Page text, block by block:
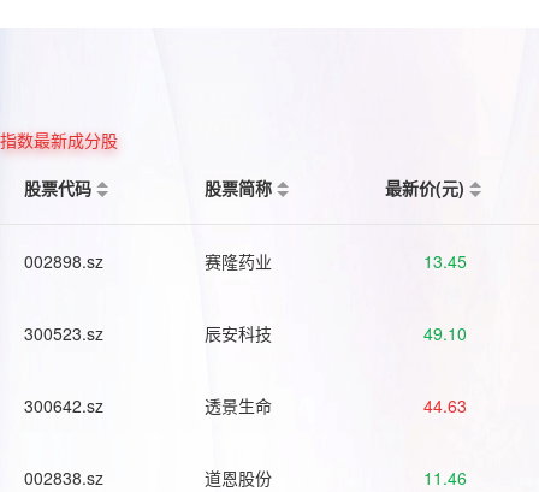
指数最新成分股
股票代码
股票简称 最新价(元)
002898.sz 赛隆药业 13.45
300523.sz 辰安科技 49.10
300642.sz 透景生命 44.63
002838.sz 道恩股份 11.46